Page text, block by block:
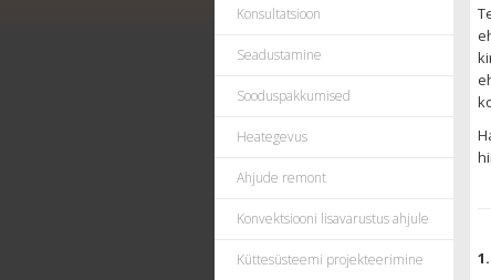
Konsultatsioon
Seadustamine
Sooduspakkumised
Heategevus
Ahjude remont
Konvektsiooni lisavarustus ahjule
Küttesüsteemi projekteerimine